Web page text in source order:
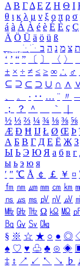
Α Β ΓΔ Ε Ζ Η Θ Ι
θ ι κ λ μ ν ξ ο π ρ σ
á à Á À é è É È ç Ç
Ä Ö Ü ä ö ü ß
ִֶֹ ֻּ ׁׂ ת צ מ נ ה ב
‘ ’ “ ” 〔 〕 〈 〉
± × ÷ ≠ ≤ ≥ ∞ ∴ ♂
⊆ ⊇ ⊂ ⊃ ∪ ∩ ∧ ∨
、
。 · ‥ … ¨ 〃
；
？ ＾ ｀
½ ⅓ ⅔ ¼ ¾ ⅛ ⅜ ⅝
Æ Ð Ħ Ĳ Ł Ø Œ Þ
А Б В Г Д Е Ё Ж З
Ы Ь Э Ю Я а б в г
ы ь э ю я
′ ″ ℃ Å ￠ ￡ ￥ ¤
㎙ ㎚ ㎛ ㎜ ㎝ ㎞
㎱ ㎲ ㎳ ㎴ ㎵ ㎶
㎒ ㎓ ㎔ Ω ㏀ ㏁
㏃ ㏉ ㏜ ㏆
§ ※ ☆ ★ ○ ● ◎
♠ ♡ ♥ ♧ ♣ ⊙ ◈
‡ ↕ ↗ ↙ ↖ ↘ ♭